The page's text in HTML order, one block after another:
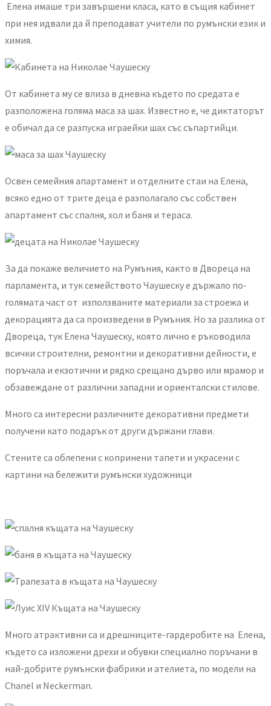
Елена имаше три завършени класа, като в същия кабинет
при нея идвали да й преподават учители по румънски език и
химия.
От кабинета му се влиза в дневна където по средата е
разположена голяма маса за шах. Известно е, че диктаторът
е обичал да се разпуска играейки шах със съпартийци.
Освен семейния апартамент и отделните стаи на Елена,
всяко едно от трите деца е разполагало със собствен
апартамент със спалня, хол и баня и тераса.
За да покаже величието на Румъния, както в Двореца на
парламента, и тук семейството Чаушеску е държало по-
голямата част от използваните материали за строежа и
декорацията да са произведени в Румъния. Но за разлика от
Двореца, тук Елена Чаушеску, която лично е ръководила
всички строителни, ремонтни и декоративни дейности, е
поръчала и екзотични и рядко срещано дърво или мрамор и
обзавеждане от различни западни и ориенталски стилове.
Много са интересни различните декоративни предмети
получени като подарък от други държани глави.
Стените са облепени с копринени тапети и украсени с
картини на бележити румънски художници
Много атрактивни са и дрешниците-гардеробите на Елена,
където са изложени дрехи и обувки специално поръчани в
най-добрите румънски фабрики и ателиета, по модели на
Chanel и Neckerman.